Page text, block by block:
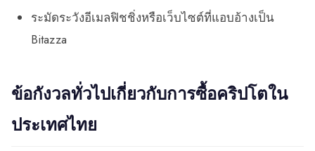
ระมัดระวังอีเมลฟิชชิ่งหรือเว็บไซต์ที่แอบอ้างเป็น
Bitazza
ข้อกังวลทั่วไปเกี่ยวกับการซื้อคริปโตใน
ประเทศไทย